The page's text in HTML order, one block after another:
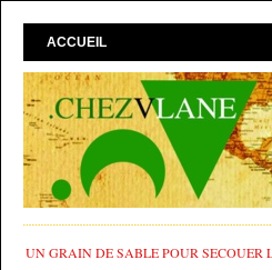
ACCUEIL
UN GRAIN DE SABLE POUR SECOUER